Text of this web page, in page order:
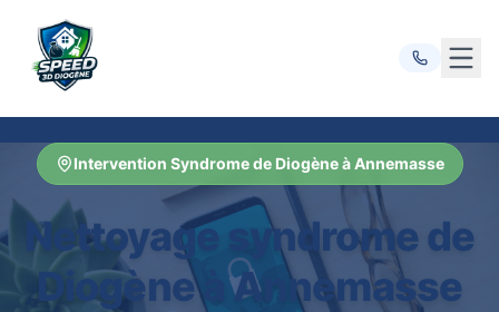
Intervention Syndrome de Diogène à Annemasse
Nettoyage syndrome de
Diogène à Annemasse